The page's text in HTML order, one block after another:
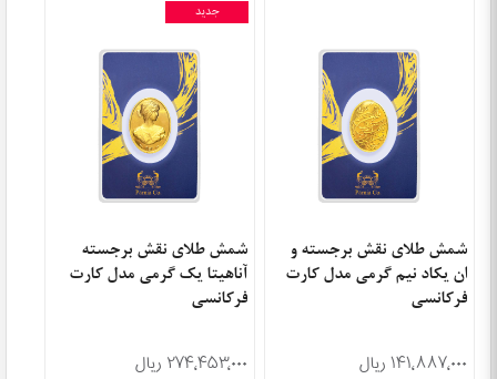
شمش طلای نقش برجسته و
ان یکاد نیم گرمی مدل کارت
فرکانسی
۱۴۱٬۸۸۷٬۰۰۰ ریال
جدید
شمش طلای نقش برجسته
آناهیتا یک گرمی مدل کارت
فرکانسی
۲۷۴٬۴۵۳٬۰۰۰ ریال